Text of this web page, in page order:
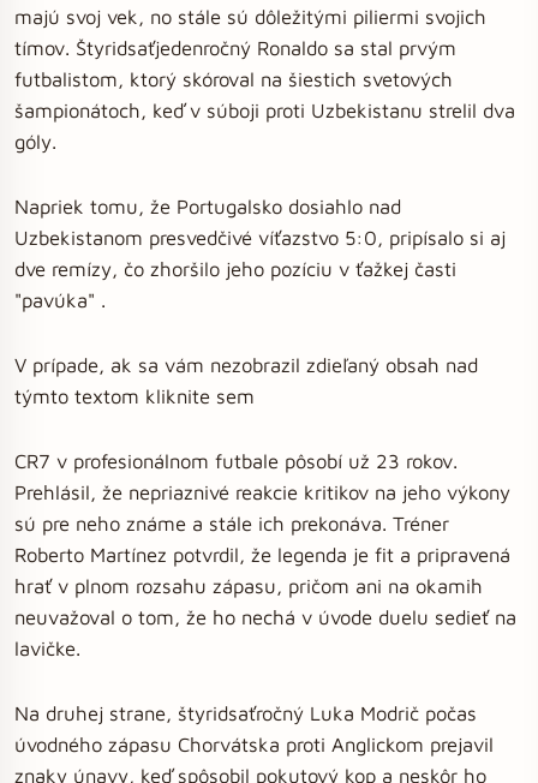
majú svoj vek, no stále sú dôležitými piliermi svojich
tímov. Štyridsaťjedenročný Ronaldo sa stal prvým
futbalistom, ktorý skóroval na šiestich svetových
šampionátoch, keď v súboji proti Uzbekistanu strelil dva
góly.
Napriek tomu, že Portugalsko dosiahlo nad
Uzbekistanom presvedčivé víťazstvo 5:0, pripísalo si aj
dve remízy, čo zhoršilo jeho pozíciu v ťažkej časti
"pavúka" .
V prípade, ak sa vám nezobrazil zdieľaný obsah nad
týmto textom kliknite sem
CR7 v profesionálnom futbale pôsobí už 23 rokov.
Prehlásil, že nepriaznivé reakcie kritikov na jeho výkony
sú pre neho známe a stále ich prekonáva. Tréner
Roberto Martínez potvrdil, že legenda je fit a pripravená
hrať v plnom rozsahu zápasu, pričom ani na okamih
neuvažoval o tom, že ho nechá v úvode duelu sedieť na
lavičke.
Na druhej strane, štyridsaťročný Luka Modrič počas
úvodného zápasu Chorvátska proti Anglickom prejavil
znaky únavy, keď spôsobil pokutový kop a neskôr ho